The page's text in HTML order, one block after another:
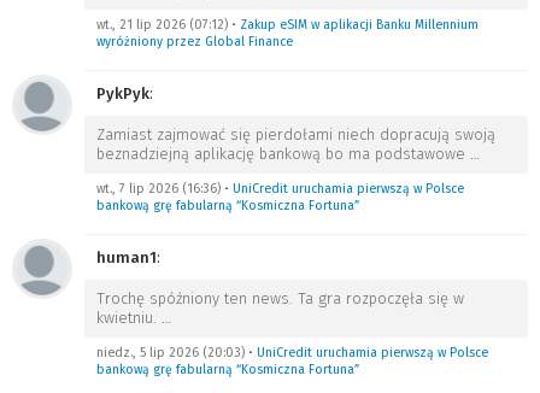
wt., 21 lip 2026 (07:12) • Zakup eSIM w aplikacji Banku Millennium
wyróżniony przez Global Finance
PykPyk:
Zamiast zajmować się pierdołami niech dopracują swoją
beznadziejną aplikację bankową bo ma podstawowe …
wt., 7 lip 2026 (16:36) • UniCredit uruchamia pierwszą w Polsce
bankową grę fabularną “Kosmiczna Fortuna”
human1:
Trochę spóźniony ten news. Ta gra rozpoczęła się w
kwietniu. …
niedz., 5 lip 2026 (20:03) • UniCredit uruchamia pierwszą w Polsce
bankową grę fabularną “Kosmiczna Fortuna”